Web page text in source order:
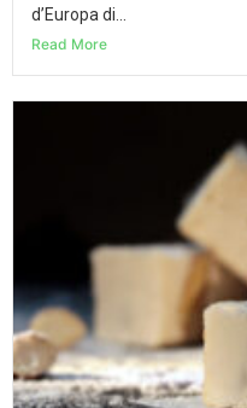
d’Europa di...
Read More